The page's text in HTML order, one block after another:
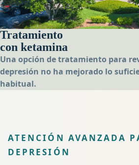
Tratamiento
con ketamina
Una opción de tratamiento para
depresión no ha mejorado lo
habitual.
ATENCIÓN AVANZADA
DEPRESIÓN